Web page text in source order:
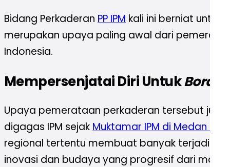
Bidang Perkaderan PP IPM kali ini berniat untuk
merupakan upaya paling awal dari
Indonesia.
Mempersenjatai Diri Untuk
Upaya pemerataan perkaderan tersebut juga
digagas IPM sejak Muktamar IPM di Medan
regional tertentu membuat banyak terjadi
inovasi dan budaya yang progresif dari